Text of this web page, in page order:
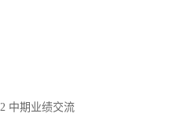
中期业绩交流